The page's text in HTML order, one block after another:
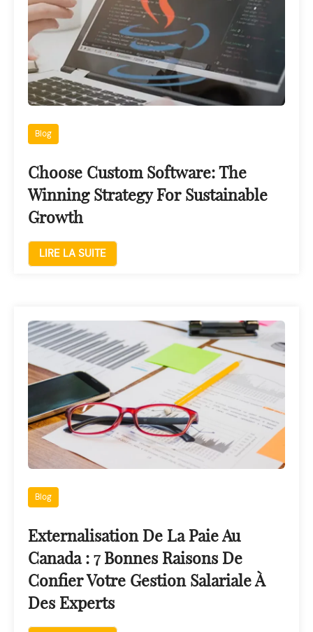
Blog
Choose Custom Software: The
Winning Strategy For Sustainable
Growth
LIRE LA SUITE
Blog
Externalisation De La Paie Au
Canada : 7 Bonnes Raisons De
Confier Votre Gestion Salariale À
Des Experts